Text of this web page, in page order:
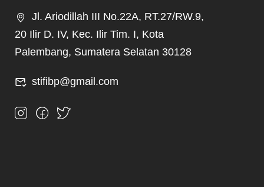
Jl. Ariodillah III No.22A, RT.27/RW.9,
20 Ilir D. IV, Kec. Ilir Tim. I, Kota
Palembang, Sumatera Selatan 30128
stifibp@gmail.com